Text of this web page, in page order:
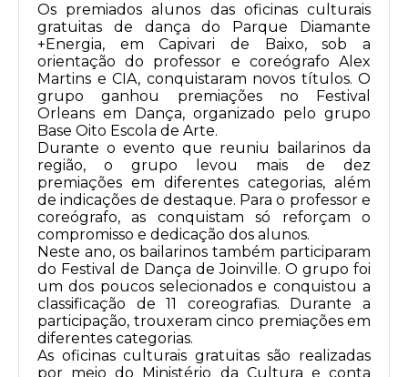
Os premiados alunos das oficinas culturais
gratuitas de dança do Parque Diamante
+Energia, em Capivari de Baixo, sob a
orientação do professor e coreógrafo Alex
Martins e CIA, conquistaram novos títulos. O
grupo ganhou premiações no Festival
Orleans em Dança, organizado pelo grupo
Base Oito Escola de Arte.
Durante o evento que reuniu bailarinos da
região, o grupo levou mais de dez
premiações em diferentes categorias, além
de indicações de destaque. Para o professor e
coreógrafo, as conquistam só reforçam o
compromisso e dedicação dos alunos.
Neste ano, os bailarinos também participaram
do Festival de Dança de Joinville. O grupo foi
um dos poucos selecionados e conquistou a
classificação de 11 coreografias. Durante a
participação, trouxeram cinco premiações em
diferentes categorias.
As oficinas culturais gratuitas são realizadas
por meio do Ministério da Cultura e conta